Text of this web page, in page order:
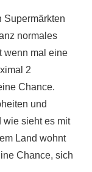
Supermärkten
normales
wenn mal eine
2
Chance.
und
wie sieht es mit
Land wohnt
Chance, sich